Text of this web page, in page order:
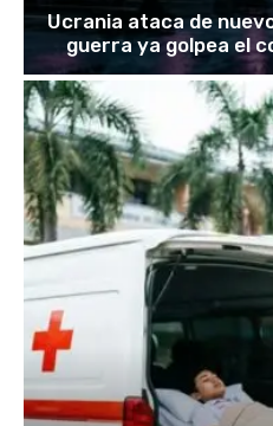
Ucrania ataca de
guerra ya golpea el